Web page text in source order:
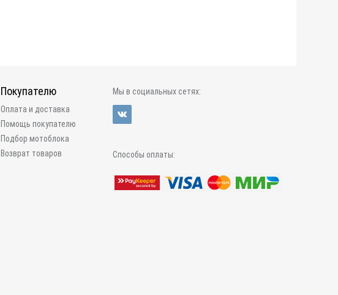
Покупателю
Оплата и доставка
Помощь покупателю
Подбор мотоблока
Возврат товаров
Мы в социальных сетях:
Способы оплаты: